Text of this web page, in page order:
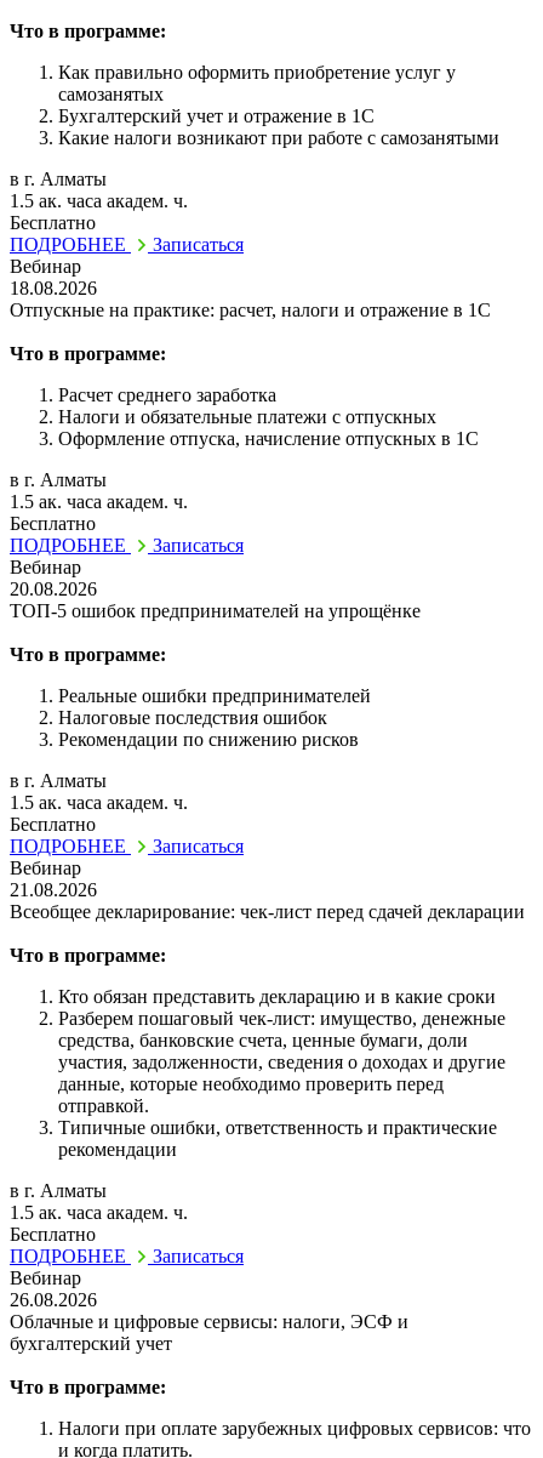
Что в программе:
Как правильно оформить приобретение услуг у
самозанятых
Бухгалтерский учет и отражение в 1С
Какие налоги возникают при работе с самозанятыми
в г. Алматы
1.5 ак. часа академ. ч.
Бесплатно
ПОДРОБНЕЕ
Записаться
Вебинар
18.08.2026
Отпускные на практике: расчет, налоги и отражение в 1С
Что в программе:
Расчет среднего заработка
Налоги и обязательные платежи с отпускных
Оформление отпуска, начисление отпускных в 1С
в г. Алматы
1.5 ак. часа академ. ч.
Бесплатно
ПОДРОБНЕЕ
Записаться
Вебинар
20.08.2026
ТОП-5 ошибок предпринимателей на упрощёнке
Что в программе:
Реальные ошибки предпринимателей
Налоговые последствия ошибок
Рекомендации по снижению рисков
в г. Алматы
1.5 ак. часа академ. ч.
Бесплатно
ПОДРОБНЕЕ
Записаться
Вебинар
21.08.2026
Всеобщее декларирование: чек-лист перед сдачей декларации
Что в программе:
Кто обязан представить декларацию и в какие сроки
Разберем пошаговый чек-лист: имущество, денежные
средства, банковские счета, ценные бумаги, доли
участия, задолженности, сведения о доходах и другие
данные, которые необходимо проверить перед
отправкой.
Типичные ошибки, ответственность и практические
рекомендации
в г. Алматы
1.5 ак. часа академ. ч.
Бесплатно
ПОДРОБНЕЕ
Записаться
Вебинар
26.08.2026
Облачные и цифровые сервисы: налоги, ЭСФ и
бухгалтерский учет
Что в программе:
Налоги при оплате зарубежных цифровых сервисов: что
и когда платить.